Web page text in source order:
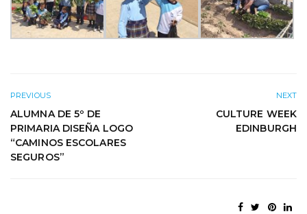
PREVIOUS
ALUMNA DE 5º DE
PRIMARIA DISEÑA LOGO
“CAMINOS ESCOLARES
SEGUROS”
NEXT
CULTURE WEEK
EDINBURGH